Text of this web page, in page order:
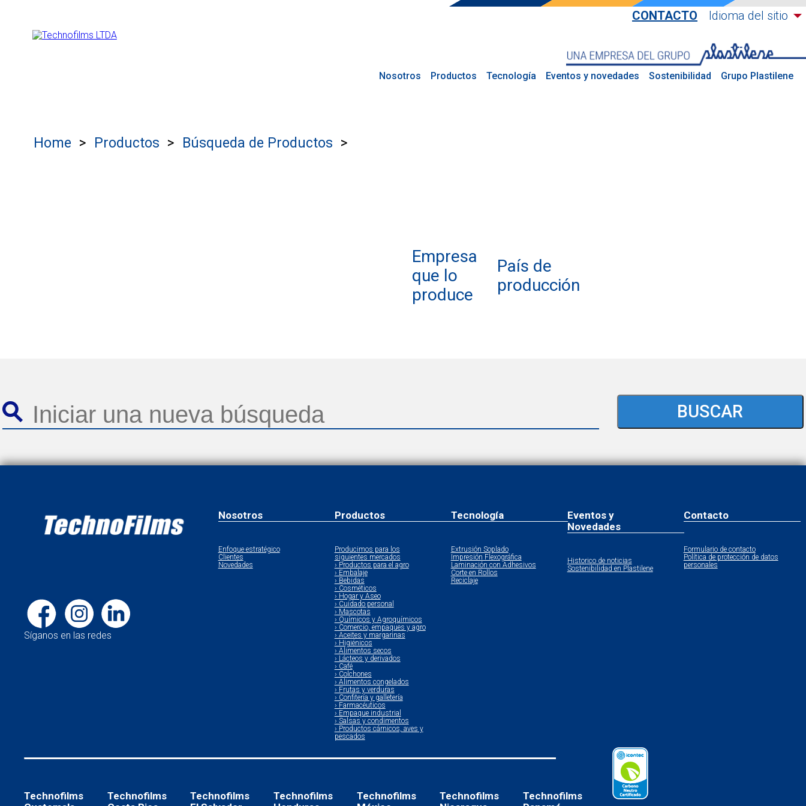
CONTACTO Idioma del sitio
Nosotros Productos Tecnología Eventos y novedades Sostenibilidad Grupo Plastilene
Home Productos Búsqueda de Productos
Empresa
que lo
produce
País de
producción
BUSCAR
Síganos en las redes
Nosotros
Enfoque estratégico
Clientes
Novedades
Productos
Producimos para los
siguientes mercados
› Productos para el agro
› Embalaje
› Bebidas
› Cosméticos
› Hogar y Aseo
› Cuidado personal
› Mascotas
› Químicos y Agroquímicos
› Comercio, empaques y agro
› Aceites y margarinas
› Higiénicos
› Alimentos secos
› Lácteos y derivados
› Café
› Colchones
› Alimentos congelados
› Frutas y verduras
› Confitería y galletería
› Farmacéuticos
› Empaque industrial
› Salsas y condimentos
› Productos cárnicos, aves y
pescados
Tecnología
Extrusión Soplado
Impresión Flexográfica
Laminación con Adhesivos
Corte en Rollos
Reciclaje
Eventos y
Novedades
Historico de noticias
Sostenibilidad en Plastilene
Contacto
Formulario de contacto
Política de protección de datos
personales
Technofilms
Technofilms
Technofilms
Technofilms
Technofilms
Technofilms
Technofilms